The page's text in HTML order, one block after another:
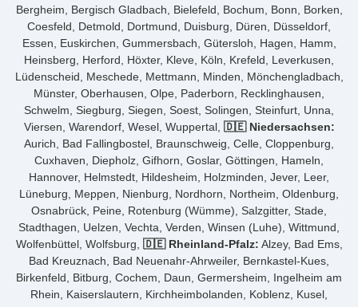
Bergheim, Bergisch Gladbach, Bielefeld, Bochum, Bonn, Borken,
Coesfeld, Detmold, Dortmund, Duisburg, Düren, Düsseldorf,
Essen, Euskirchen, Gummersbach, Gütersloh, Hagen, Hamm,
Heinsberg, Herford, Höxter, Kleve, Köln, Krefeld, Leverkusen,
Lüdenscheid, Meschede, Mettmann, Minden, Mönchengladbach,
Münster, Oberhausen, Olpe, Paderborn, Recklinghausen,
Schwelm, Siegburg, Siegen, Soest, Solingen, Steinfurt, Unna,
Viersen, Warendorf, Wesel, Wuppertal, 🇩🇪 Niedersachsen:
Aurich, Bad Fallingbostel, Braunschweig, Celle, Cloppenburg,
Cuxhaven, Diepholz, Gifhorn, Goslar, Göttingen, Hameln,
Hannover, Helmstedt, Hildesheim, Holzminden, Jever, Leer,
Lüneburg, Meppen, Nienburg, Nordhorn, Northeim, Oldenburg,
Osnabrück, Peine, Rotenburg (Wümme), Salzgitter, Stade,
Stadthagen, Uelzen, Vechta, Verden, Winsen (Luhe), Wittmund,
Wolfenbüttel, Wolfsburg, 🇩🇪 Rheinland-Pfalz: Alzey, Bad Ems,
Bad Kreuznach, Bad Neuenahr-Ahrweiler, Bernkastel-Kues,
Birkenfeld, Bitburg, Cochem, Daun, Germersheim, Ingelheim am
Rhein, Kaiserslautern, Kirchheimbolanden, Koblenz, Kusel,